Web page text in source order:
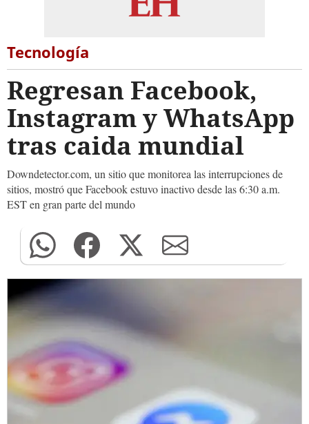
Tecnología
Regresan Facebook,
Instagram y WhatsApp
tras caida mundial
Downdetector.com, un sitio que monitorea las interrupciones de
sitios, mostró que Facebook estuvo inactivo desde las 6:30 a.m.
EST en gran parte del mundo